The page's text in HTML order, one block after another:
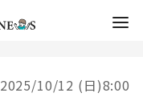
2025/10/12 (日)8:00